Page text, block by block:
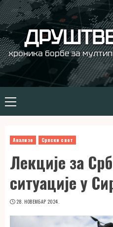
Skip
to
content
хроника борбе за
Primary
Menu
Анализе Српски свет
Лекције за
ситуације у
28. НОВЕМБАР 2024.